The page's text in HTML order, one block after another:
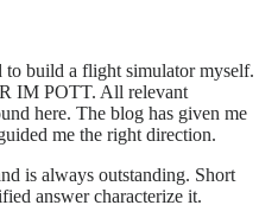
build a flight simulator myself.
IM POTT. All relevant
here. The blog has given me
me the right direction.
is always outstanding. Short
answer characterize it.